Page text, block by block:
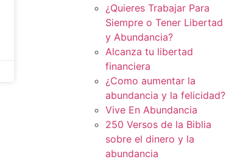
¿Quieres Trabajar Para
Siempre o Tener Libertad
y Abundancia?
Alcanza tu libertad
financiera
¿Como aumentar la
abundancia y la felicidad?
Vive En Abundancia
250 Versos de la Biblia
sobre el dinero y la
abundancia